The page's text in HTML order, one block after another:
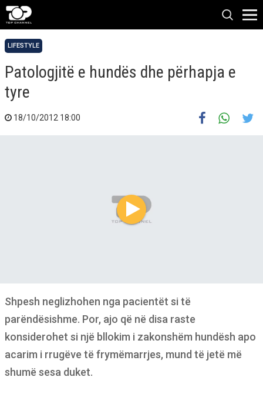
LIFESTYLE
Patologjitë e hundës dhe përhapja e
tyre
18/10/2012 18:00
Shpesh neglizhohen nga pacientët si të
parëndësishme. Por, ajo që në disa raste
konsiderohet si një bllokim i zakonshëm hundësh apo
acarim i rrugëve të frymëmarrjes, mund të jetë më
shumë sesa duket.